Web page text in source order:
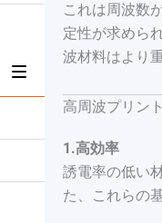
これは周波数
定性が求めら
波材料はより
高周波プリン
1.高効率
誘電率の低い
た、これらの